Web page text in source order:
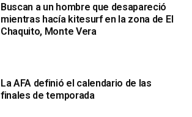
Buscan a un hombre que desapareció
mientras hacía kitesurf en la zona de El
Chaquito, Monte Vera
La AFA definió el calendario de las
finales de temporada